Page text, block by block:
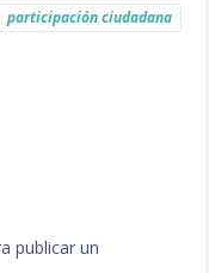
participación ciudadana
publicar un